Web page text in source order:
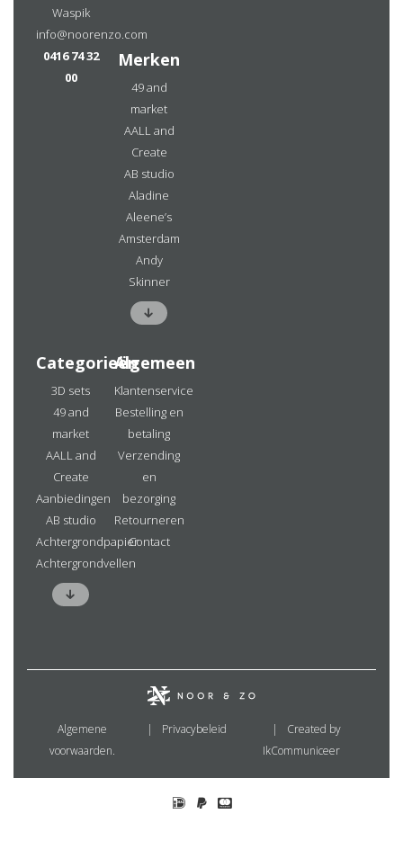
Waspik
info@noorenzo.com
0416 74 32
00
Merken
49 and
market
AALL and
Create
AB studio
Aladine
Aleene’s
Amsterdam
Andy
Skinner
Categorieën
3D sets
49 and
market
AALL and
Create
Aanbiedingen
AB studio
Achtergrondpapier
Achtergrondvellen
Algemeen
Klantenservice
Bestelling en
betaling
Verzending
en
bezorging
Retourneren
Contact
Algemene
voorwaarden.
Privacybeleid
Created by
IkCommuniceer